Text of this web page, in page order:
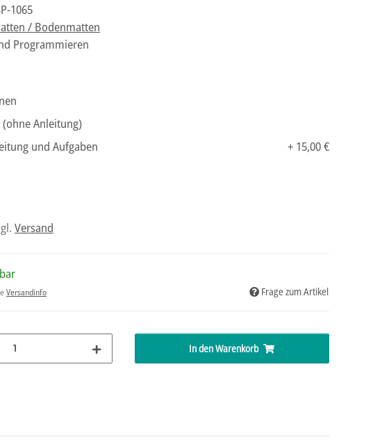
1065
/ Bodenmatten
Programmieren
Anleitung)
und Aufgaben
+ 15,00 €
Versand
Versandinfo Frage zum Artikel
In den Warenkorb